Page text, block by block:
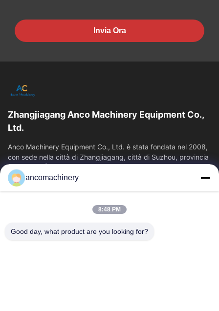
Invia Ora
Zhangjiagang Anco Machinery Equipment Co.,
Ltd.
Anco Machinery Equipment Co., Ltd. è stata fondata nel 2008,
con sede nella città di Zhangjiagang, città di Suzhou, provincia
di Jiangsu. È...
Link Veloci
Chi Siamo
Fatory Tour
Controllo Di Qualità
ancomachinery
8:48 PM
Good day, what product are you looking for?